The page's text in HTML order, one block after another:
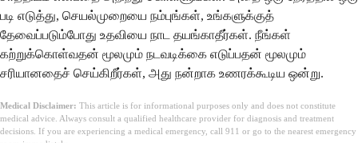
படி எடுத்து, செயல்முறையை நம்புங்கள், உங்களுக்குத்
தேவைப்படும்போது உதவியை நாட தயங்காதீர்கள். நீங்கள்
கற்றுக்கொள்வதன் மூலமும் நடவடிக்கை எடுப்பதன் மூலமும்
சரியானதைச் செய்கிறீர்கள், அது நன்றாக உணரக்கூடிய ஒன்று.
Medical Disclaimer: This article is for informational purposes only and does not constitute
medical advice. Always consult a qualified healthcare provider for diagnosis and treatment
decisions. If you are experiencing a medical emergency, call 911 or go to the nearest emergency